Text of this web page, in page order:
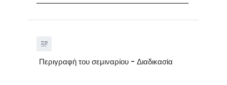
Περιγραφή του σεμιναρίου - Διαδικασία